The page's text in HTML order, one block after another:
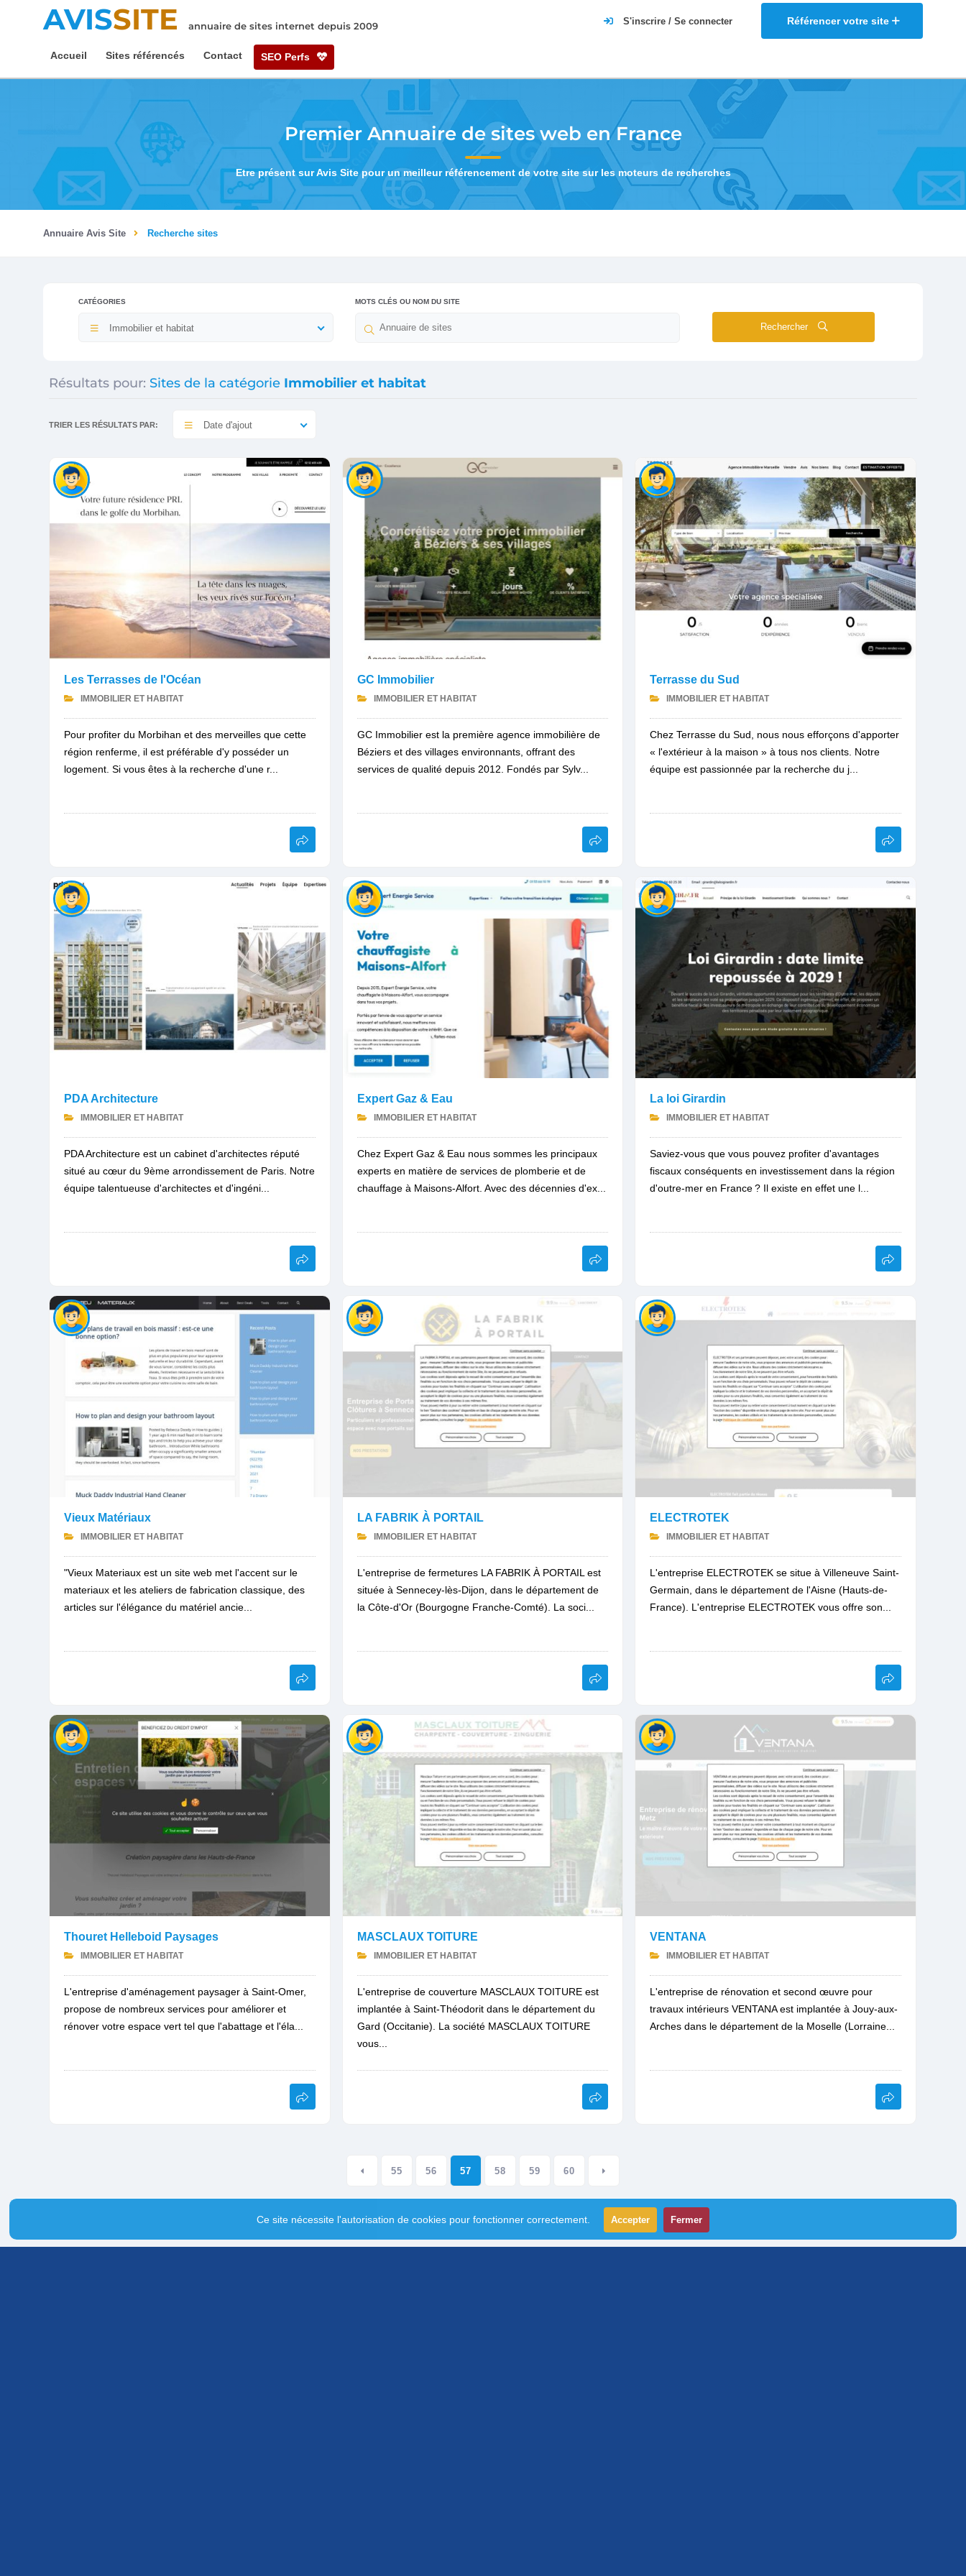
AVISSITE annuaire de sites internet depuis 2009 Référencer votre site
S'inscrire / Se connecter
Accueil Sites référencés Contact SEO Perfs
Premier Annuaire de sites web en France
Etre présent sur Avis Site pour un meilleur référencement de votre site sur les moteurs de recherches
Annuaire Avis Site Recherche sites
CATÉGORIES
Immobilier et habitat
MOTS CLÉS OU NOM DU SITE
Rechercher
Résultats pour: Sites de la catégorie Immobilier et habitat
TRIER LES RÉSULTATS PAR: Date d'ajout
Les Terrasses de l'Océan
IMMOBILIER ET HABITAT
Pour profiter du Morbihan et des merveilles que cette
région renferme, il est préférable d'y posséder un
logement. Si vous êtes à la recherche d'une r...
GC Immobilier
IMMOBILIER ET HABITAT
GC Immobilier est la première agence immobilière de
Béziers et des villages environnants, offrant des
services de qualité depuis 2012. Fondés par Sylv...
Terrasse du Sud
IMMOBILIER ET HABITAT
Chez Terrasse du Sud, nous nous efforçons d'apporter
« l'extérieur à la maison » à tous nos clients. Notre
équipe est passionnée par la recherche du j...
PDA Architecture
IMMOBILIER ET HABITAT
PDA Architecture est un cabinet d'architectes réputé
situé au cœur du 9ème arrondissement de Paris. Notre
équipe talentueuse d'architectes et d'ingéni...
Expert Gaz & Eau
IMMOBILIER ET HABITAT
Chez Expert Gaz & Eau nous sommes les principaux
experts en matière de services de plomberie et de
chauffage à Maisons-Alfort. Avec des décennies d'ex...
La loi Girardin
IMMOBILIER ET HABITAT
Saviez-vous que vous pouvez profiter d'avantages
fiscaux conséquents en investissement dans la région
d'outre-mer en France ? Il existe en effet une l...
Vieux Matériaux
IMMOBILIER ET HABITAT
"Vieux Materiaux est un site web met l'accent sur le
materiaux et les ateliers de fabrication classique, des
articles sur l'élégance du matériel ancie...
LA FABRIK À PORTAIL
IMMOBILIER ET HABITAT
L'entreprise de fermetures LA FABRIK À PORTAIL est
située à Sennecey-lès-Dijon, dans le département de
la Côte-d'Or (Bourgogne Franche-Comté). La soci...
ELECTROTEK
IMMOBILIER ET HABITAT
L'entreprise ELECTROTEK se situe à Villeneuve Saint-
Germain, dans le département de l'Aisne (Hauts-de-
France). L'entreprise ELECTROTEK vous offre son...
Thouret Helleboid Paysages
IMMOBILIER ET HABITAT
L'entreprise d'aménagement paysager à Saint-Omer,
propose de nombreux services pour améliorer et
rénover votre espace vert tel que l'abattage et l'éla...
MASCLAUX TOITURE
IMMOBILIER ET HABITAT
L'entreprise de couverture MASCLAUX TOITURE est
implantée à Saint-Théodorit dans le département du
Gard (Occitanie). La société MASCLAUX TOITURE
vous...
VENTANA
IMMOBILIER ET HABITAT
L'entreprise de rénovation et second œuvre pour
travaux intérieurs VENTANA est implantée à Jouy-aux-
Arches dans le département de la Moselle (Lorraine...
55 56 57 58 59 60
Ce site nécessite l'autorisation de cookies pour fonctionner correctement. Accepter Fermer